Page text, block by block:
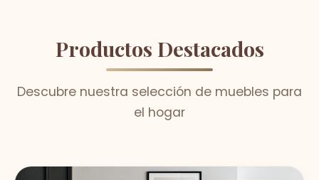
Productos Destacados
Descubre nuestra selección de muebles para
el hogar